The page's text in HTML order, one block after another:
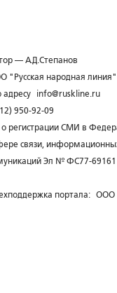
— А.Д.Степанов
"Русская народная линия"
info@ruskline.ru
950-92-09
о регистрации СМИ в
связи,
Эл № ФС77-69161
портала: ООО